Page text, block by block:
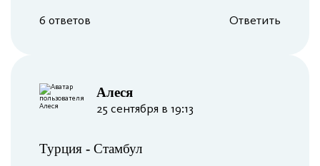
6 ответов Ответить
Алеся
25 сентября в 19:13
Турция - Стамбул